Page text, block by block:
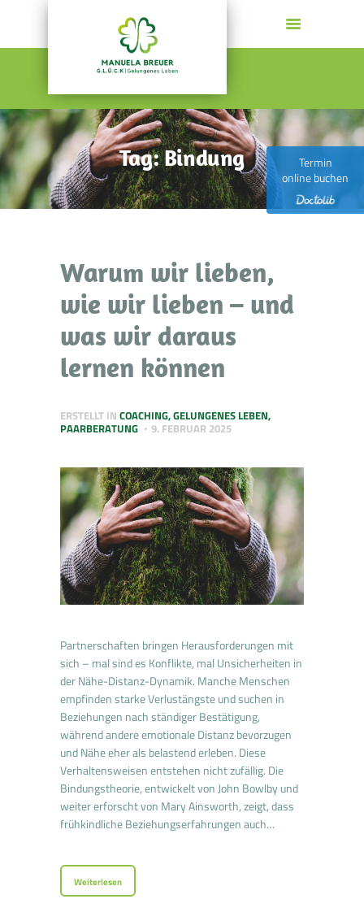
Termin
online buchen
Tag: Bindung
MANUELA BREUER
G.L.Ü.C.K | Gelungenes Leben
HOME
PSYCHOTHERAPIE
COACHING
GESUNDE FÜHRUNG
AKTUELLES
WER ICH BIN
Warum wir lieben,
wie wir lieben – und
was wir daraus
lernen können
ERSTELLT IN COACHING,GELUNGENES LEBEN,
PAARBERATUNG
9. FEBRUAR 2025
Partnerschaften bringen Herausforderungen mit
sich – mal sind es Konflikte, mal Unsicherheiten in
der Nähe-Distanz-Dynamik. Manche Menschen
empfinden starke Verlustängste und suchen in
Beziehungen nach ständiger Bestätigung,
während andere emotionale Distanz bevorzugen
und Nähe eher als belastend erleben. Diese
Verhaltensweisen entstehen nicht zufällig. Die
Bindungstheorie, entwickelt von John Bowlby und
weiter erforscht von Mary Ainsworth, zeigt, dass
frühkindliche Beziehungserfahrungen auch…
Weiterlesen